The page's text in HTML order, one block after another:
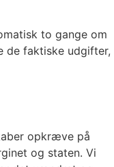
to gange om
de faktiske udgifter,
opkræve på
og staten. Vi